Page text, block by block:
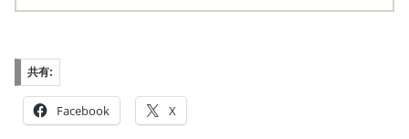
共有:
Facebook X